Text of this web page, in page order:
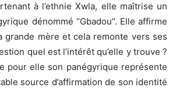
à l’ethnie Xwla, elle maîtrise un
dénommé ‘’Gbadou’’. Elle affirme
grande mère et cela remonte vers ses
quel est l’intérêt qu’elle y trouve ?
pour elle son panégyrique représente
source d’affirmation de son identité